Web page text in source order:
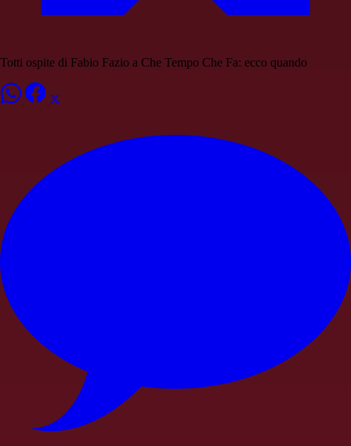
Totti ospite di Fabio Fazio a Che Tempo Che Fa: ecco quando